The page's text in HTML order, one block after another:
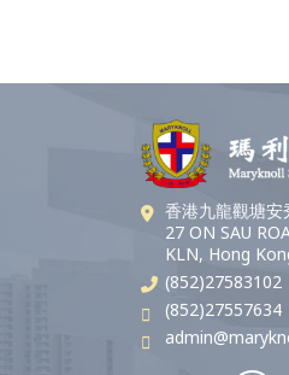
香港九龍觀塘安
27 ON SAU
KLN, Hong
(852)27583102
(852)27557634